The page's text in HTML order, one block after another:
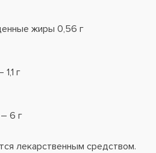
жиры 0,56 г
г
6 г
лекарственным средством.